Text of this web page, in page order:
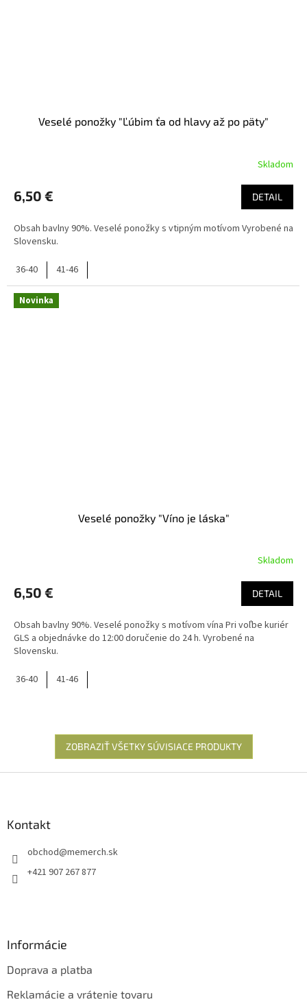
Veselé ponožky "Ľúbim ťa od hlavy až po päty"
Skladom
6,50 € DETAIL
Obsah bavlny 90%. Veselé ponožky s vtipným motívom Vyrobené na
Slovensku.
36-40 41-46
Novinka
Veselé ponožky "Víno je láska"
Skladom
6,50 € DETAIL
Obsah bavlny 90%. Veselé ponožky s motívom vína Pri voľbe kuriér
GLS a objednávke do 12:00 doručenie do 24 h. Vyrobené na
Slovensku.
36-40 41-46
ZOBRAZIŤ VŠETKY SÚVISIACE PRODUKTY
Kontakt
obchod@memerch.sk
+421 907 267 877
Informácie
Doprava a platba
Reklamácie a vrátenie tovaru